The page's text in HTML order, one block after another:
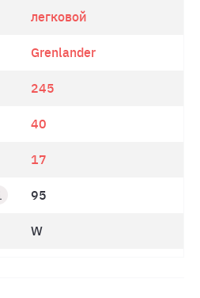
легковой
Grenlander
245
40
17
95
W